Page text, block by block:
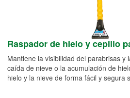
Raspador de hielo y cepillo
Mantiene la visibilidad del parabrisas y
caída de nieve o la acumulación de
hielo y la nieve de forma fácil y segura